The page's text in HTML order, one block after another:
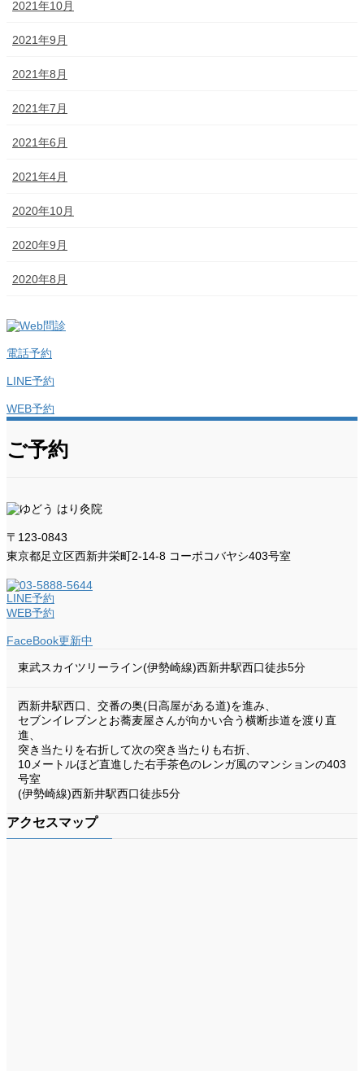
2021年10月
2021年9月
2021年8月
2021年7月
2021年6月
2021年4月
2020年10月
2020年9月
2020年8月
電話予約
LINE予約
WEB予約
ご予約
〒123-0843
東京都足立区西新井栄町2-14-8 コーポコバヤシ403号室
LINE予約
WEB予約
FaceBook更新中
東武スカイツリーライン(伊勢崎線)西新井駅西口徒歩5分
西新井駅西口、交番の奥(日高屋がある道)を進み、
セブンイレブンとお蕎麦屋さんが向かい合う横断歩道を渡り直
進、
突き当たりを右折して次の突き当たりも右折、
10メートルほど直進した右手茶色のレンガ風のマンションの403
号室
(伊勢崎線)西新井駅西口徒歩5分
アクセスマップ